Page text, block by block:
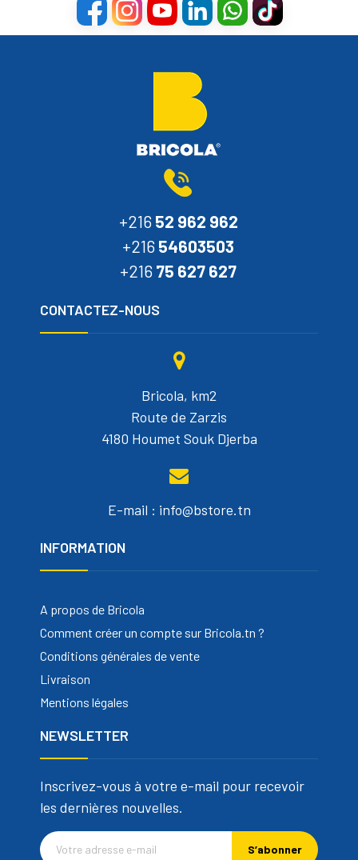
+216 52 962 962
+216 54603503
+216 75 627 627
CONTACTEZ-NOUS
Bricola, km2
Route de Zarzis
4180 Houmet Souk Djerba
E-mail : info@bstore.tn
INFORMATION
A propos de Bricola
Comment créer un compte sur Bricola.tn ?
Conditions générales de vente
Livraison
Mentions légales
NEWSLETTER
Inscrivez-vous à votre e-mail pour recevoir
les dernières nouvelles.
S’abonner